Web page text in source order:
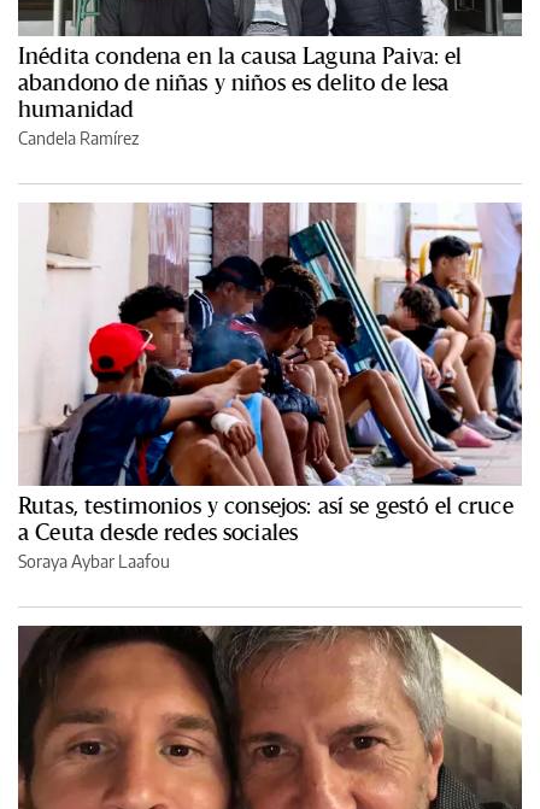
Inédita condena en la causa Laguna Paiva: el
abandono de niñas y niños es delito de lesa
humanidad
Candela Ramírez
Rutas, testimonios y consejos: así se gestó el cruce
a Ceuta desde redes sociales
Soraya Aybar Laafou